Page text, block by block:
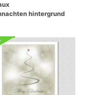
hintergrund